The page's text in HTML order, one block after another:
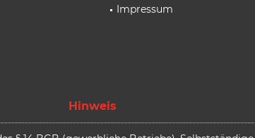
Impressum
Hinweis